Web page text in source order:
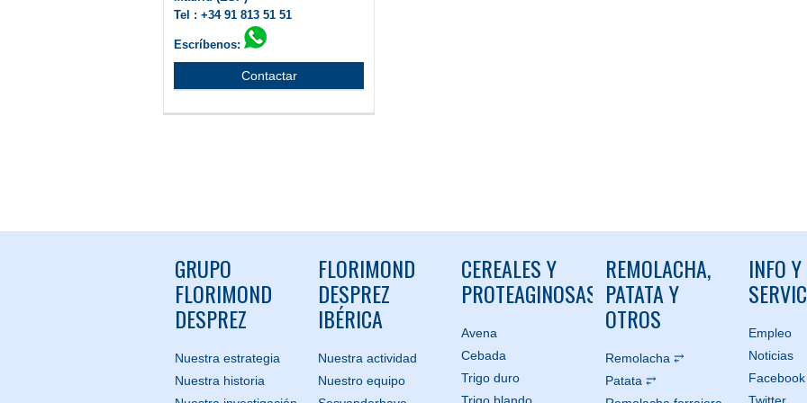
Tel : +34 91 813 51 51
Escríbenos:
Contactar
GRUPO
FLORIMOND
DESPREZ
Nuestra estrategia
Nuestra historia
FLORIMOND
DESPREZ
IBÉRICA
Nuestra actividad
Nuestro equipo
CEREALES Y
PROTEAGINOSAS
Avena
Cebada
Trigo duro
REMOLACHA,
PATATA Y
OTROS
Remolacha ⥂
Patata ⥂
INFO Y
Empleo
Noticias
Facebook